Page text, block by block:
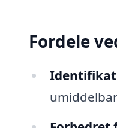
Fordele